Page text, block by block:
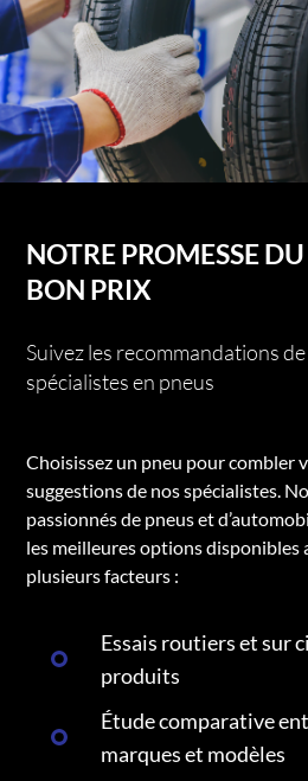
NOTRE PROMESSE
BON PRIX
Suivez les recommandations
spécialistes en pneus
Choisissez un pneu pour combler
suggestions de nos spécialistes.
passionnés de pneus et
les meilleures options disponibles
plusieurs facteurs :
Essais routiers et sur
produits
Étude comparative
marques et modèles